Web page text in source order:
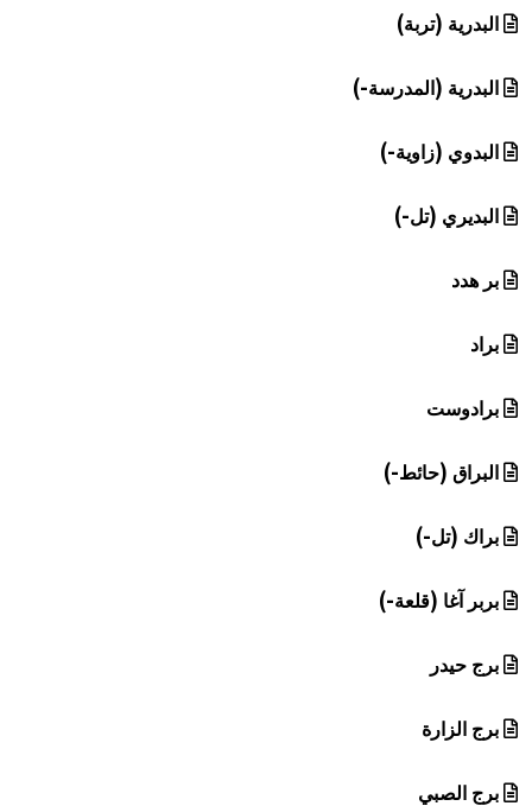
البدرية (تربة)
البدرية (المدرسة-)
البدوي (زاوية-)
البديري (تل-)
بر هدد
براد
برادوست
البراق (حائط-)
براك (تل-)
بربر آغا (قلعة-)
برج حيدر
برج الزارة
برج الصبي